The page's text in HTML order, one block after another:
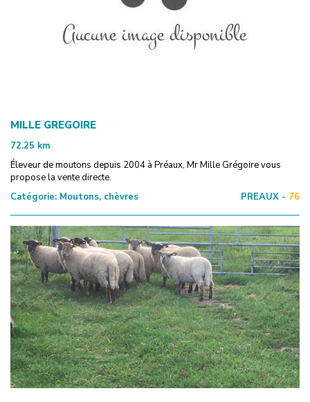
MILLE GREGOIRE
72.25 km
Éleveur de moutons depuis 2004 à Préaux, Mr Mille Grégoire vous
propose la vente directe.
Catégorie: Moutons, chèvres PREAUX - 76